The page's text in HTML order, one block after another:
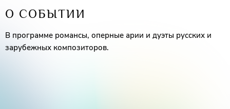
О СОБЫТИИ
В программе романсы, оперные арии и дуэты русских и
зарубежных композиторов.